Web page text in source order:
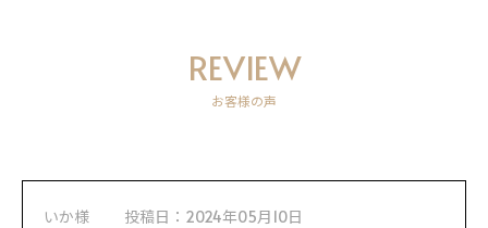
REVIEW
お客様の声
いか様 投稿日： 2024年05月10日